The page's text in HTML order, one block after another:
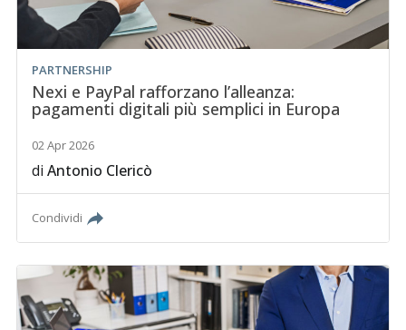
PARTNERSHIP
Nexi e PayPal rafforzano l’alleanza:
pagamenti digitali più semplici in Europa
02 Apr 2026
diAntonio Clericò
Condividi